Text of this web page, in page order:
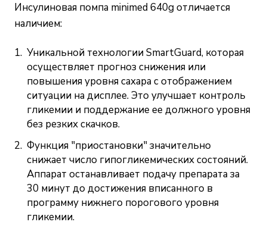
Инсулиновая помпа minimed 640g отличается
наличием:
Уникальной технологии SmartGuard, которая
осуществляет прогноз снижения или
повышения уровня сахара с отображением
ситуации на дисплее. Это улучшает контроль
гликемии и поддержание ее должного уровня
без резких скачков.
Функция "приостановки" значительно
снижает число гипогликемических состояний.
Аппарат останавливает подачу препарата за
30 минут до достижения вписанного в
программу нижнего порогового уровня
гликемии.